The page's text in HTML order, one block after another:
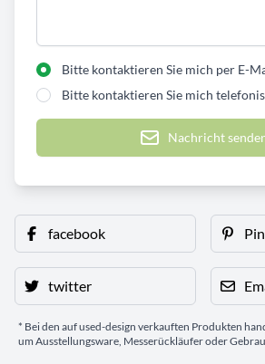
Bitte kontaktieren Sie mich per E-
Bitte kontaktieren Sie mich
Nachricht
facebook
twitter
* Bei den auf used-design verkauften Produkten
um Ausstellungsware, Messerückläufer oder